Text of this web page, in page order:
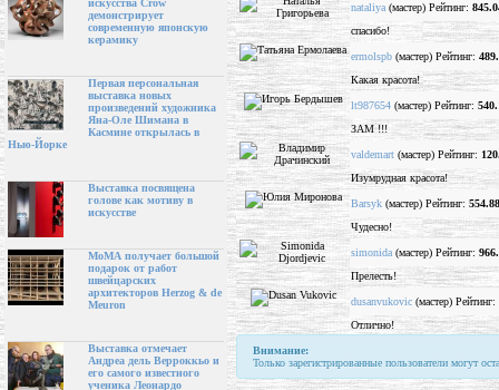
искусства Crow
демонстрирует
современную японскую
керамику
Первая персональная
выставка новых
произведений художника
Яна-Оле Шимана в
Касмине открылась в
Нью-Йорке
Выставка посвящена
голове как мотиву в
искусстве
МоМА получает большой
подарок от работ
швейцарских
архитекторов Herzog & de
Meuron
Выставка отмечает
Андреа дель Верроккьо и
его самого известного
ученика Леонардо
nataliya (мастер) Рейтинг:
спасибо!
ermolspb (мастер) Рейтинг:
Какая красота!
lt987654 (мастер) Рейтинг:
ЗАМ !!!
valdemart (мастер) Рейтинг:
Изумрудная красота!
Barsyk (мастер) Рейтинг: 554.88
Чудесно!
simonida (мастер) Рейтинг:
Прелесть!
dusanvukovic (мастер) Рейтинг:
Oтлично!
Внимание:
Только зарегистрированные пользователи могут